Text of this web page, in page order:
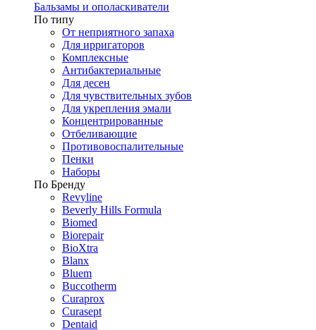
Бальзамы и ополаскиватели
По типу
От неприятного запаха
Для ирригаторов
Комплексные
Антибактериальные
Для десен
Для чувствительных зубов
Для укрепления эмали
Концентрированные
Отбеливающие
Противовоспалительные
Пенки
Наборы
По Бренду
Revyline
Beverly Hills Formula
Biomed
Biorepair
BioXtra
Blanx
Bluem
Buccotherm
Curaprox
Curasept
Dentaid